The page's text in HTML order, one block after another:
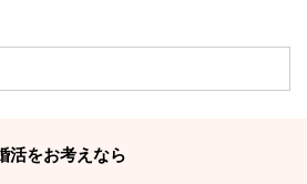
活をお考えなら